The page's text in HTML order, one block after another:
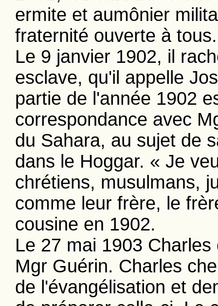
ermite et aumônier
fraternité ouverte à tous.
Le 9 janvier 1902, il
esclave, qu'il appelle
partie de l'année 1902
correspondance avec
du Sahara, au sujet de
dans le Hoggar. « Je
chrétiens, musulmans,
comme leur frère, le
cousine en 1902.
Le 27 mai 1903
Mgr Guérin. Charles
de l'évangélisation et